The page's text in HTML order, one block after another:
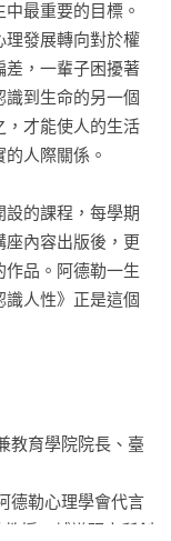
最重要的目標。
理發展轉向對於權
差，一輩子困擾著
到生命的另一個
，才能使人的生活
人際關係。
設的課程，每學期
內容出版後，更
作品。阿德勒一生
人性》正是這個
教育學院院長、臺
德勒心理學會代言
授、輔導研究所創